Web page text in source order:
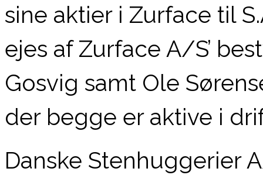
sine aktier i Zurface til
ejes af Zurface A/S’
Gosvig samt Ole
der begge er aktive i
Danske Stenhuggerier